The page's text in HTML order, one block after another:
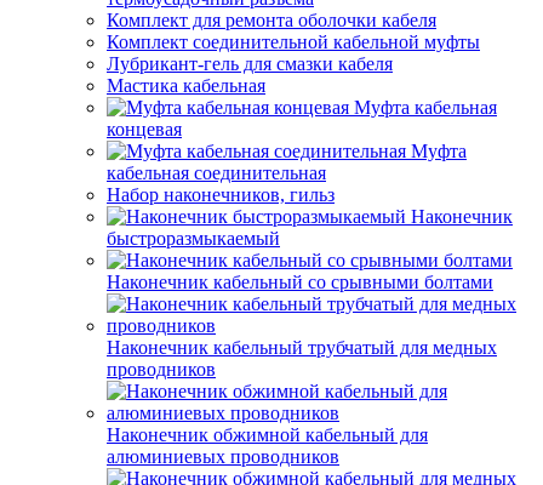
Комплект для ремонта оболочки кабеля
Комплект соединительной кабельной муфты
Лубрикант-гель для смазки кабеля
Мастика кабельная
Муфта кабельная
концевая
Муфта
кабельная соединительная
Набор наконечников, гильз
Наконечник
быстроразмыкаемый
Наконечник кабельный со срывными болтами
Наконечник кабельный трубчатый для медных
проводников
Наконечник обжимной кабельный для
алюминиевых проводников